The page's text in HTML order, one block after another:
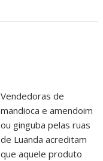
Vendedoras de
mandioca e amendoim
ou ginguba pelas ruas
de Luanda acreditam
que aquele produto